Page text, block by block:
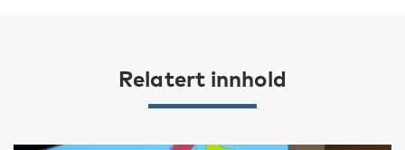
Relatert innhold